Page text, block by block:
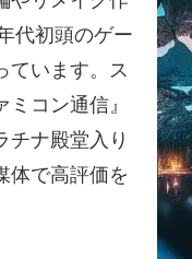
代初頭のゲー
ています。ス
コン通信』
チナ殿堂入り
体で高評価を